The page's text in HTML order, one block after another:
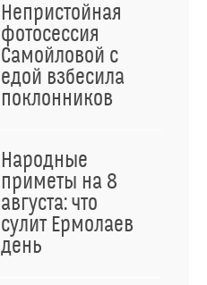
Непристойная
фотосессия
Самойловой с
едой взбесила
поклонников
Народные
приметы на 8
августа: что
сулит Ермолаев
день